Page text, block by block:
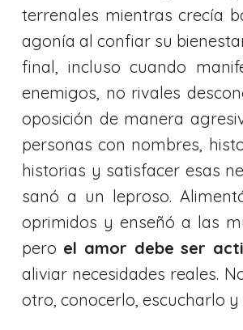
terrenales mientras crecía
agonía al confiar su
final, incluso cuando
enemigos, no rivales
oposición de manera
personas con nombres,
historias y satisfacer esas
sanó a un leproso.
oprimidos y enseñó a las
pero el amor debe ser
aliviar necesidades reales.
otro, conocerlo, escucharlo